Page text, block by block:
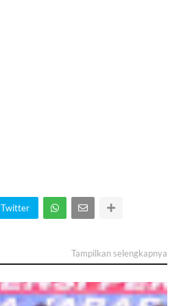
Twitter
Tampilkan selengkapnya